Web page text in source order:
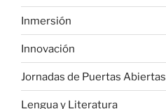
Inmersión
Innovación
Jornadas de Puertas Abiertas
Lengua y Literatura